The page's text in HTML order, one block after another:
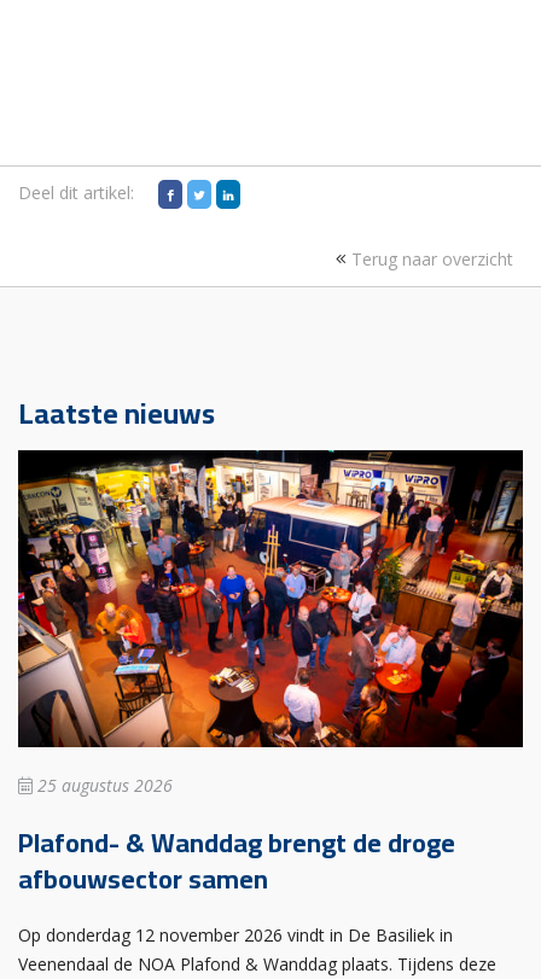
Deel dit artikel:
Terug naar overzicht
Laatste nieuws
25 augustus 2026
Plafond- & Wanddag brengt de droge
afbouwsector samen
Op donderdag 12 november 2026 vindt in De Basiliek in
Veenendaal de NOA Plafond & Wanddag plaats. Tijdens deze